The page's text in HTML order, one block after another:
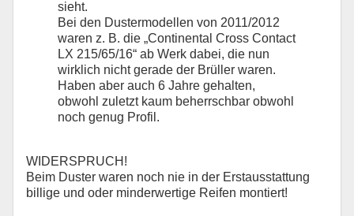
sieht.
Bei den Dustermodellen von 2011/2012
waren z. B. die „Continental Cross Contact
LX 215/65/16“ ab Werk dabei, die nun
wirklich nicht gerade der Brüller waren.
Haben aber auch 6 Jahre gehalten,
obwohl zuletzt kaum beherrschbar obwohl
noch genug Profil.
WIDERSPRUCH!
Beim Duster waren noch nie in der Erstausstattung
billige und oder minderwertige Reifen montiert!